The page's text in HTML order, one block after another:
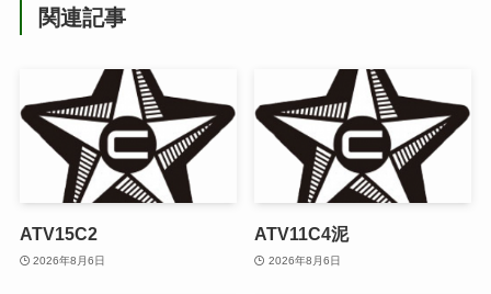
関連記事
ATV15C2
2026年8月6日
ATV11C4泥
2026年8月6日